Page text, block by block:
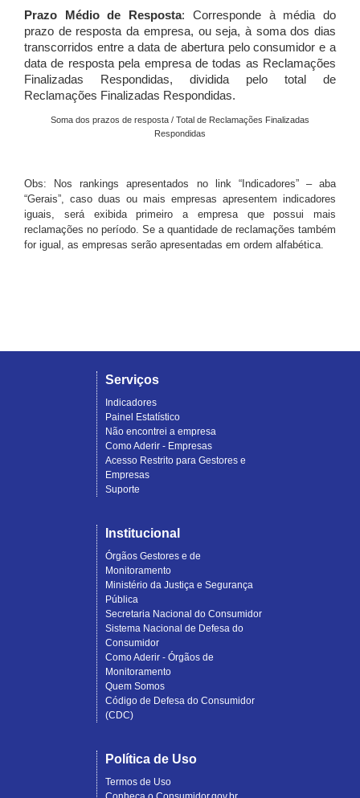
Prazo Médio de Resposta: Corresponde à média do
prazo de resposta da empresa, ou seja, à soma dos dias
transcorridos entre a data de abertura pelo consumidor e a
data de resposta pela empresa de todas as Reclamações
Finalizadas Respondidas, dividida pelo total de
Reclamações Finalizadas Respondidas.
Soma dos prazos de resposta / Total de Reclamações Finalizadas
Respondidas
Obs: Nos rankings apresentados no link “Indicadores” – aba
“Gerais”, caso duas ou mais empresas apresentem indicadores
iguais, será exibida primeiro a empresa que possui mais
reclamações no período. Se a quantidade de reclamações também
for igual, as empresas serão apresentadas em ordem alfabética.
Serviços
Indicadores
Painel Estatístico
Não encontrei a empresa
Como Aderir - Empresas
Acesso Restrito para Gestores e
Empresas
Suporte
Institucional
Órgãos Gestores e de
Monitoramento
Ministério da Justiça e Segurança
Pública
Secretaria Nacional do Consumidor
Sistema Nacional de Defesa do
Consumidor
Como Aderir - Órgãos de
Monitoramento
Quem Somos
Código de Defesa do Consumidor
(CDC)
Política de Uso
Termos de Uso